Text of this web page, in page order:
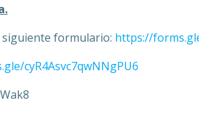
formulario: https://
cyR4Asvc7qwNNgPU6